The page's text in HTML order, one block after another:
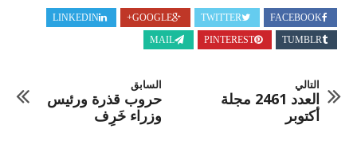
FACEBOOK
TWITTER
GOOGLE+
LINKEDIN
TUMBLR
PINTEREST
MAIL
السابق
حروب قذرة ورئيس
وزراء خَرِف
التالي
العدد 2461 مجلة
أكتوبر